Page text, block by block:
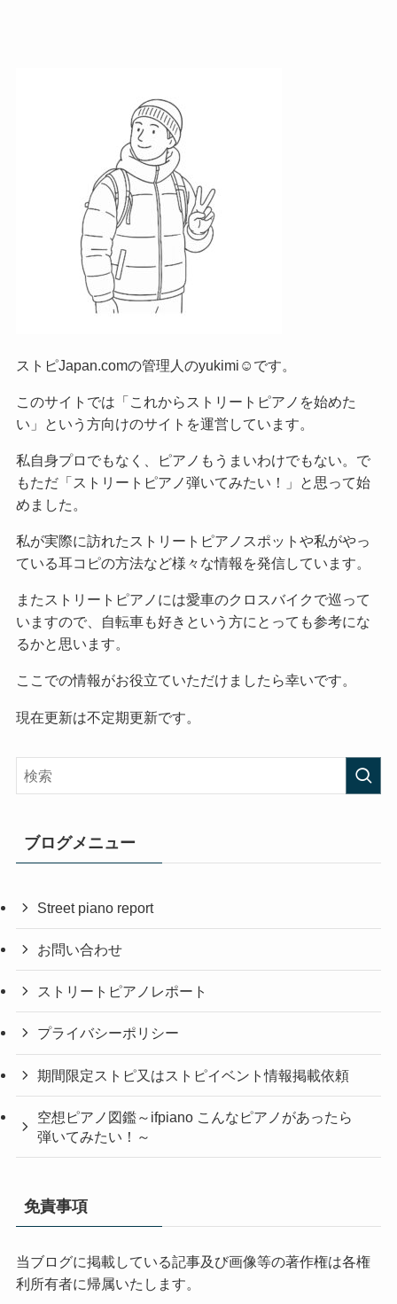
ストピJapan.comの管理人のyukimi☺です。
このサイトでは「これからストリートピアノを始めた
い」という方向けのサイトを運営しています。
私自身プロでもなく、ピアノもうまいわけでもない。で
もただ「ストリートピアノ弾いてみたい！」と思って始
めました。
私が実際に訪れたストリートピアノスポットや私がやっ
ている耳コピの方法など様々な情報を発信しています。
またストリートピアノには愛車のクロスバイクで巡って
いますので、自転車も好きという方にとっても参考にな
るかと思います。
ここでの情報がお役立ていただけましたら幸いです。
現在更新は不定期更新です。
ブログメニュー
Street piano report
お問い合わせ
ストリートピアノレポート
プライバシーポリシー
期間限定ストピ又はストピイベント情報掲載依頼
空想ピアノ図鑑～ifpiano こんなピアノがあったら
弾いてみたい！～
免責事項
当ブログに掲載している記事及び画像等の著作権は各権
利所有者に帰属いたします。